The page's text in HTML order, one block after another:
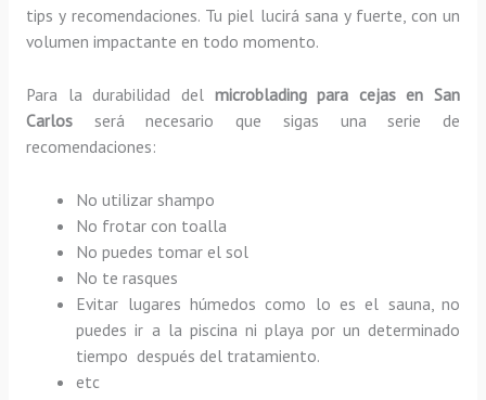
tips y recomendaciones. Tu piel lucirá sana y fuerte, con un
volumen impactante en todo momento.
Para la durabilidad del microblading para cejas en San
Carlos será necesario que sigas una serie de
recomendaciones:
No utilizar shampo
No frotar con toalla
No puedes tomar el sol
No te rasques
Evitar lugares húmedos como lo es el sauna, no
puedes ir a la piscina ni playa por un determinado
tiempo después del tratamiento.
etc